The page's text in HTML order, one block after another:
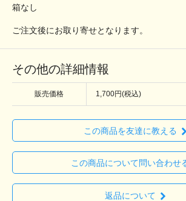
箱なし
ご注文後にお取り寄せとなります。
その他の詳細情報
販売価格 1,700円(税込)
この商品を友達に教える
この商品について問い合わせ
返品について